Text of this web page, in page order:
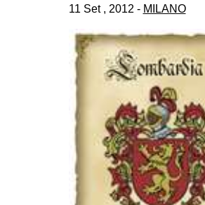
CSOA LAMBRETTA
MSM
STUDENTI TSUNAMI
ZAM
MILANO
MOBILITAZIONI
SPAZI
11 Set , 2012 - MILANO